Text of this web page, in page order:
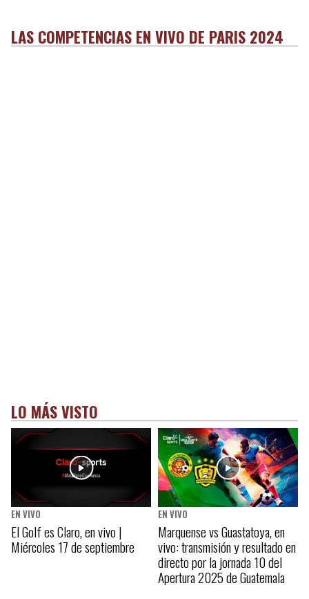
LAS COMPETENCIAS EN VIVO DE PARIS 2024
LO MÁS VISTO
EN VIVO
El Golf es Claro, en vivo |
Miércoles 17 de septiembre
EN VIVO
Marquense vs Guastatoya, en
vivo: transmisión y resultado en
directo por la jornada 10 del
Apertura 2025 de Guatemala